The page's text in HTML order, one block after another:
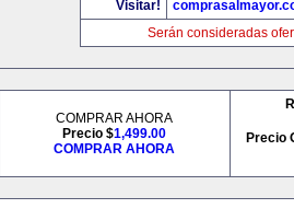
Visitar!
Serán consideradas
COMPRAR AHORA
Precio $1,499.00
COMPRAR AHORA
Precio